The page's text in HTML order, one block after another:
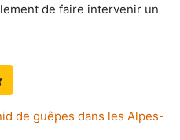
de faire intervenir un
de guêpes dans les Alpes-